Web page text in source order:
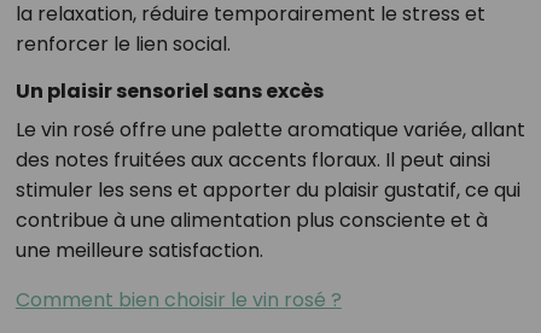
la relaxation, réduire temporairement le stress et
renforcer le lien social.
Un plaisir sensoriel sans excès
Le vin rosé offre une palette aromatique variée, allant
des notes fruitées aux accents floraux. Il peut ainsi
stimuler les sens et apporter du plaisir gustatif, ce qui
contribue à une alimentation plus consciente et à
une meilleure satisfaction.
Comment bien choisir le vin rosé ?